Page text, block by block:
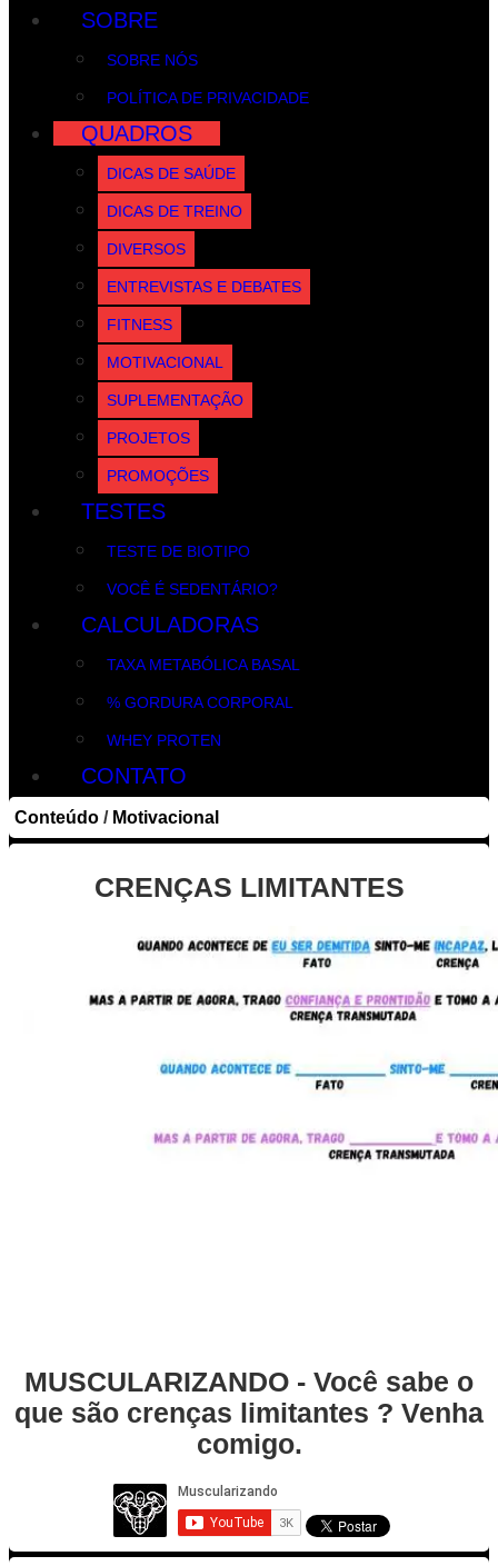
SOBRE
SOBRE NÓS
POLÍTICA DE PRIVACIDADE
QUADROS
DICAS DE SAÚDE
DICAS DE TREINO
DIVERSOS
ENTREVISTAS E DEBATES
FITNESS
MOTIVACIONAL
SUPLEMENTAÇÃO
PROJETOS
PROMOÇÕES
TESTES
TESTE DE BIOTIPO
VOCÊ É SEDENTÁRIO?
CALCULADORAS
TAXA METABÓLICA BASAL
% GORDURA CORPORAL
WHEY PROTEN
CONTATO
Conteúdo / Motivacional
CRENÇAS LIMITANTES
MUSCULARIZANDO - Você sabe o
que são crenças limitantes ? Venha
comigo.